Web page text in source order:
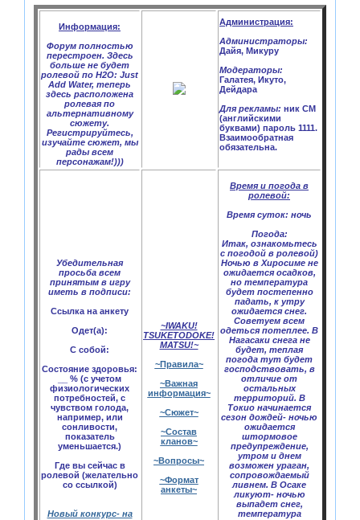
Информация:
Форум полностью
перестроен. Здесь
больше не будет
ролевой по H2O: Just
Add Water, теперь
здесь расположена
ролевая по
альтернативному
сюжету.
Регистрируйтесь,
изучайте сюжет, мы
рады всем
персонажам!)))
Администрация:
Администраторы:
Дайя, Микуру
Модераторы:
Галатея, Икуто,
Дейдара
Для рекламы: ник CM
(английскими
буквами) пароль 1111.
Взаимообратная
обязательна.
Убедительная
просьба всем
принятым в игру
иметь в подписи:
Ссылка на анкету
Одет(а):
С собой:
Состояние здоровья:
__ % (с учетом
физиологических
потребностей, с
чувством голода,
например, или
сонливости,
показатель
уменьшается.)
Где вы сейчас в
ролевой (желательно
со ссылкой)
Новый конкурс- на
~IWAKU!
TSUKETODOKE!
MATSU!~
~Правила~
~Важная
информация~
~Сюжет~
~Состав
кланов~
~Вопросы~
~Формат
анкеты~
Время и погода в
ролевой:
Время суток: ночь
Погода:
Итак, ознакомьтесь
с погодой в ролевой)
Ночью в Хиросиме не
ожидается осадков,
но температура
будет постепенно
падать, к утру
ожидается снег.
Советуем всем
одеться потеплее. В
Нагасаки снега не
будет, теплая
погода тут будет
господствовать, в
отличие от
остальных
территорий. В
Токио начинается
сезон дождей- ночью
ожидается
штормовое
предупреждение,
утром и днем
возможен ураган,
сопровождаемый
ливнем. В Осаке
ликуют- ночью
выпадет снег,
температура